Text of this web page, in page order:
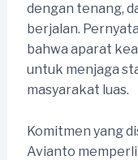
dengan tenang,
berjalan.
bahwa aparat
untuk menjaga
masyarakat luas.
Komitmen yang
Avianto